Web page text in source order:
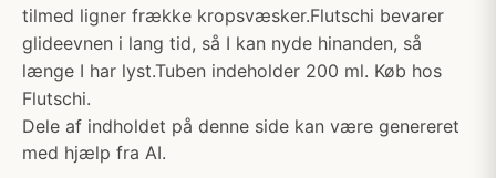
tilmed ligner frække kropsvæsker.Flutschi bevarer
glideevnen i lang tid, så I kan nyde hinanden, så
længe I har lyst.Tuben indeholder 200 ml. Køb hos
Flutschi.
Dele af indholdet på denne side kan være genereret
med hjælp fra AI.